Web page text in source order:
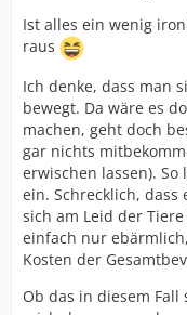
Ist alles ein wenig
raus
Ich denke, dass man
bewegt. Da wäre es
machen, geht doch
gar nichts
erwischen lassen).
ein. Schrecklich,
sich am Leid der
einfach nur
Kosten der
Ob das in diesem